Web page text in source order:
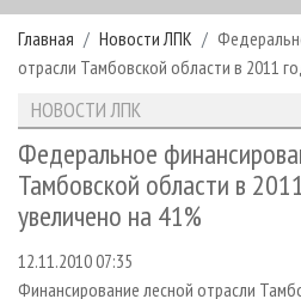
РУБРИКИ И ТЕМЫ
РУБРИКИ ЖУРНАЛА
ЛЕСОЗАГОТОВКА
ЛЕСОПИЛЕНИЕ
ДЕРЕВООБРАБОТКА
СУШКА ДРЕВЕСИНЫ
ПРОИЗВОДСТВО ДРЕВЕСНЫХ
НОВОСТИ
НОВОСТИ ЛПК
НОВОСТИ ЖУРНАЛА
НОВОСТИ КОМПАНИЙ
ПРОЕКТЫ ЛПИ
АНАЛИТИКА
ПРЕДПРИЯТИЯ ЛПК
ЛЕСНЫЕ РЕГИОНЫ РОССИИ
ПЕРСОНЫ
АРХИВ
АРХИВ ЖУРНАЛОВ
СТАТЬИ
О ЖУРНАЛЕ
ПОДПИСКА
КОНТАКТЫ
РЕКЛАМОДАТЕЛЯМ
РЕКЛАМА
Главная Новости ЛПК
отрасли Тамбовской области в 2011
НОВОСТИ ЛПК
Федеральное
Тамбовской области в
увеличено на 41%
12.11.2010 07:35
Финансирование лесной отрасли